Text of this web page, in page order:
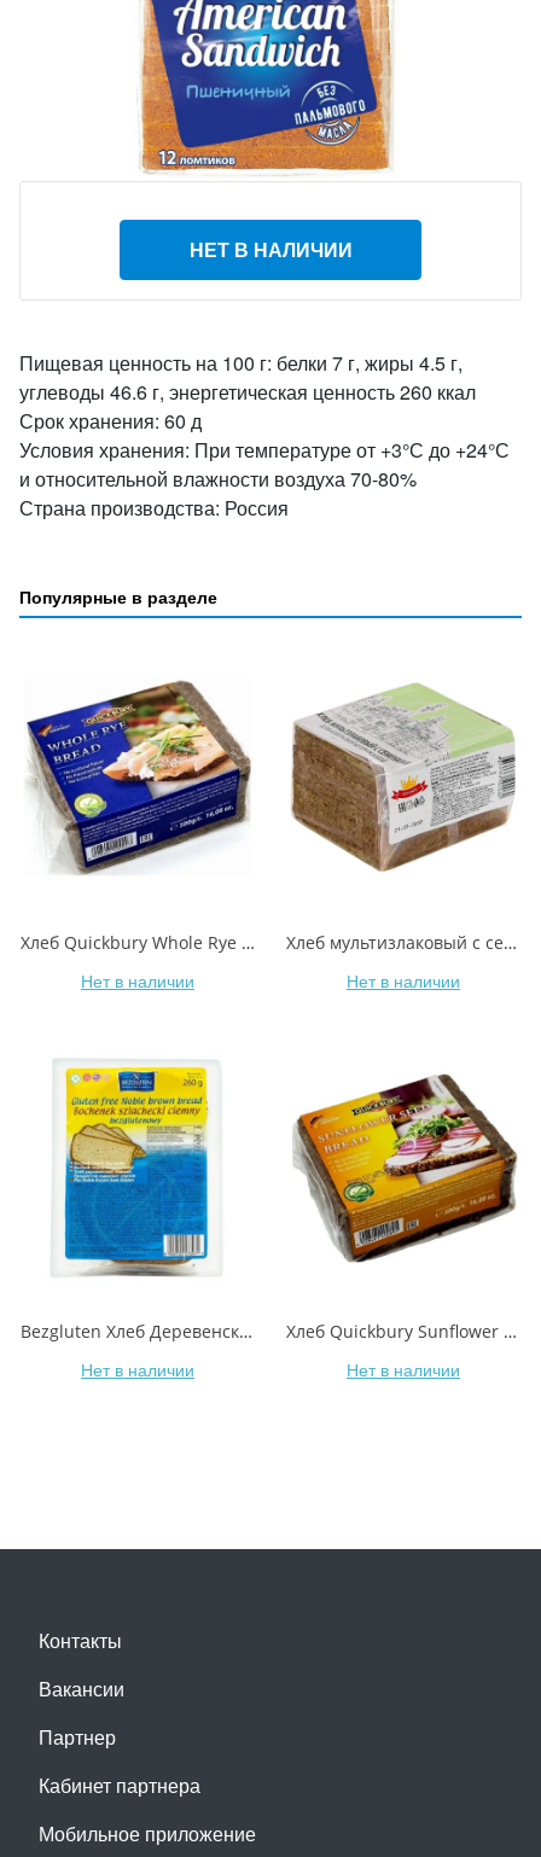
НЕТ В НАЛИЧИИ
Пищевая ценность на 100 г: белки 7 г, жиры 4.5 г,
углеводы 46.6 г, энергетическая ценность 260 ккал
Срок хранения: 60 д
Условия хранения: При температуре от +3°С до +24°С
и относительной влажности воздуха 70-80%
Страна производства: Россия
Популярные в разделе
Хлеб Quickbury Whole Rye Bread из ржаной муки грубого помола цельнозернистый
Нет в наличии
Хлеб мультизлаковый с семенами, Old Town, цельнозерновой бездрожжевой
Нет в наличии
Bezgluten Хлеб Деревенский темный без глютена
Нет в наличии
Хлеб Quickbury Sunflower Seed Bread из ржаной муки грубого помола с семенами подсолнечника
Нет в наличии
Контакты
Вакансии
Партнер
Кабинет партнера
Мобильное приложение